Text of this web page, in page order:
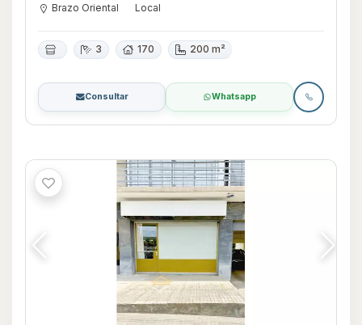
Brazo Oriental Local
3 170 200 m²
Consultar Whatsapp